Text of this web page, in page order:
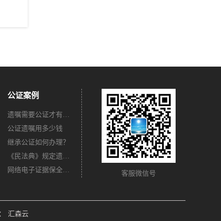
公证案例
遗嘱需要公证才有法律效力吗？
公证遗嘱用多少钱
继承公证如何办理？
《民法典》规定遗嘱不公证有法律效力吗？
网络电子证据保全公证怎么办理？
客服微信号
汇森云